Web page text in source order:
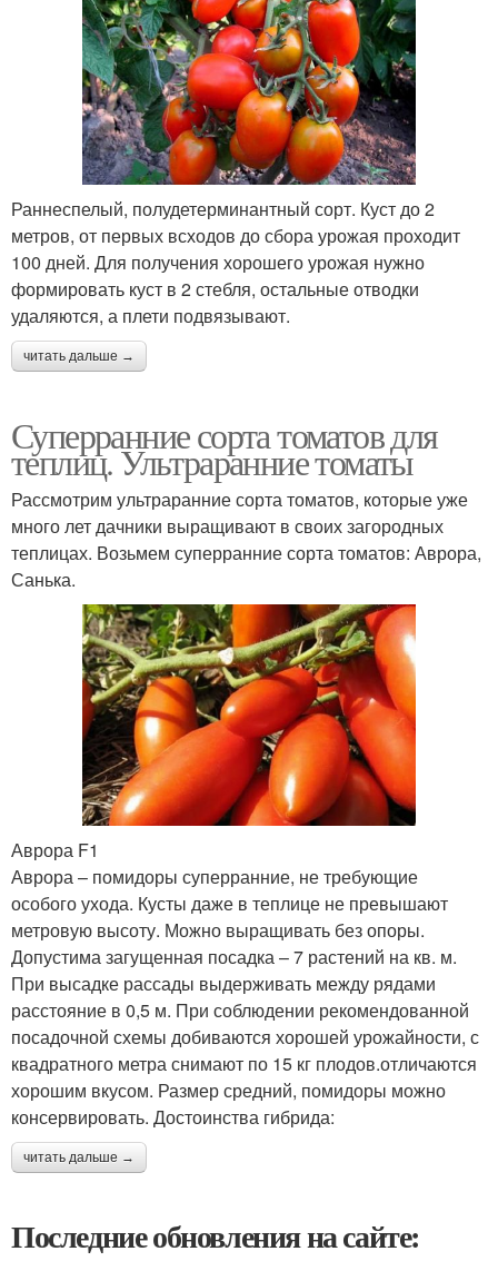
Раннеспелый, полудетерминантный сорт. Куст до 2
метров, от первых всходов до сбора урожая проходит
100 дней. Для получения хорошего урожая нужно
формировать куст в 2 стебля, остальные отводки
удаляются, а плети подвязывают.
читать дальше →
Суперранние сорта томатов для
теплиц. Ультраранние томаты
Рассмотрим ультраранние сорта томатов, которые уже
много лет дачники выращивают в своих загородных
теплицах. Возьмем суперранние сорта томатов: Аврора,
Санька.
Аврора F1
Аврора – помидоры суперранние, не требующие
особого ухода. Кусты даже в теплице не превышают
метровую высоту. Можно выращивать без опоры.
Допустима загущенная посадка – 7 растений на кв. м.
При высадке рассады выдерживать между рядами
расстояние в 0,5 м. При соблюдении рекомендованной
посадочной схемы добиваются хорошей урожайности, с
квадратного метра снимают по 15 кг плодов.отличаются
хорошим вкусом. Размер средний, помидоры можно
консервировать. Достоинства гибрида:
читать дальше →
Последние обновления на сайте: